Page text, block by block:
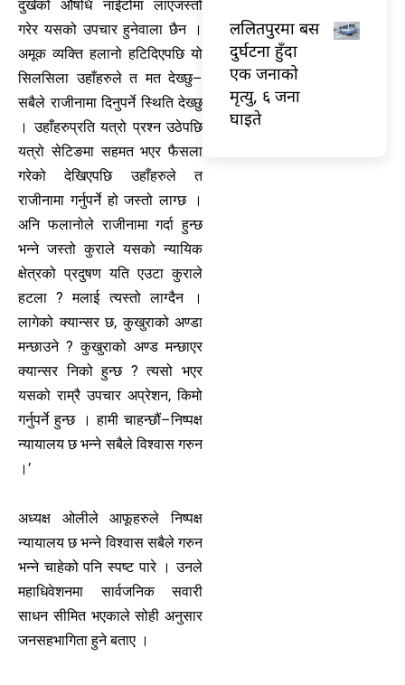
दुखेको औषधि नाईटोमा लाएजस्तो
गरेर यसको उपचार हुनेवाला छैन ।
अमूक व्यक्ति हलानो हटिदिएपछि यो
सिलसिला उहाँहरुले त मत देख्छु–
सबैले राजीनामा दिनुपर्ने स्थिति देख्छु
। उहाँहरुप्रति यत्रो प्रश्न उठेपछि
यत्रो सेटिङमा सहमत भएर फैसला
गरेको देखिएपछि उहाँहरुले त
राजीनामा गर्नुपर्ने हो जस्तो लाग्छ ।
अनि फलानोले राजीनामा गर्दा हुन्छ
भन्ने जस्तो कुराले यसको न्यायिक
क्षेत्रको प्रदुषण यति एउटा कुराले
हटला ? मलाई त्यस्तो लाग्दैन ।
लागेको क्यान्सर छ, कुखुराको अण्डा
मन्छाउने ? कुखुराको अण्ड मन्छाएर
क्यान्सर निको हुन्छ ? त्यसो भएर
यसको राम्रै उपचार अप्रेशन, किमो
गर्नुपर्ने हुन्छ । हामी चाहन्छौं–निष्पक्ष
न्यायालय छ भन्ने सबैले विश्वास गरुन
।’
अध्यक्ष ओलीले आफूहरुले निष्पक्ष
न्यायालय छ भन्ने विश्वास सबैले गरुन
भन्ने चाहेको पनि स्पष्ट पारे । उनले
महाधिवेशनमा सार्वजनिक सवारी
साधन सीमित भएकाले सोही अनुसार
जनसहभागिता हुने बताए ।
ललितपुरमा बस
दुर्घटना हुँदा
एक जनाको
मृत्यु, ६ जना
घाइते